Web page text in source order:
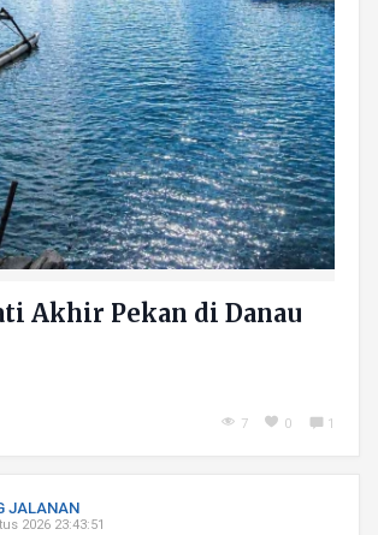
Akhir Pekan di Danau
7 0 1
JALANAN
2026 23:43:51